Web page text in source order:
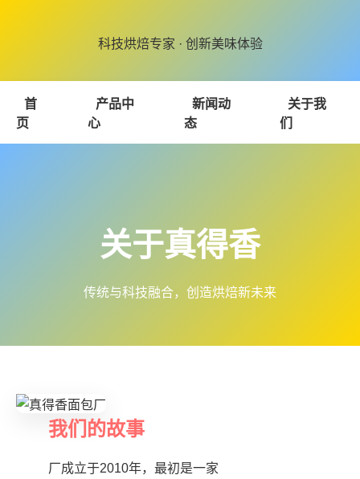
科技烘焙专家 · 创新美味体验
首
页
产品中
心
新闻动
态
关于我
们
关于真得香
传统与科技融合，创造烘焙新未来
我们的故事
厂成立于2010年，最初是一家